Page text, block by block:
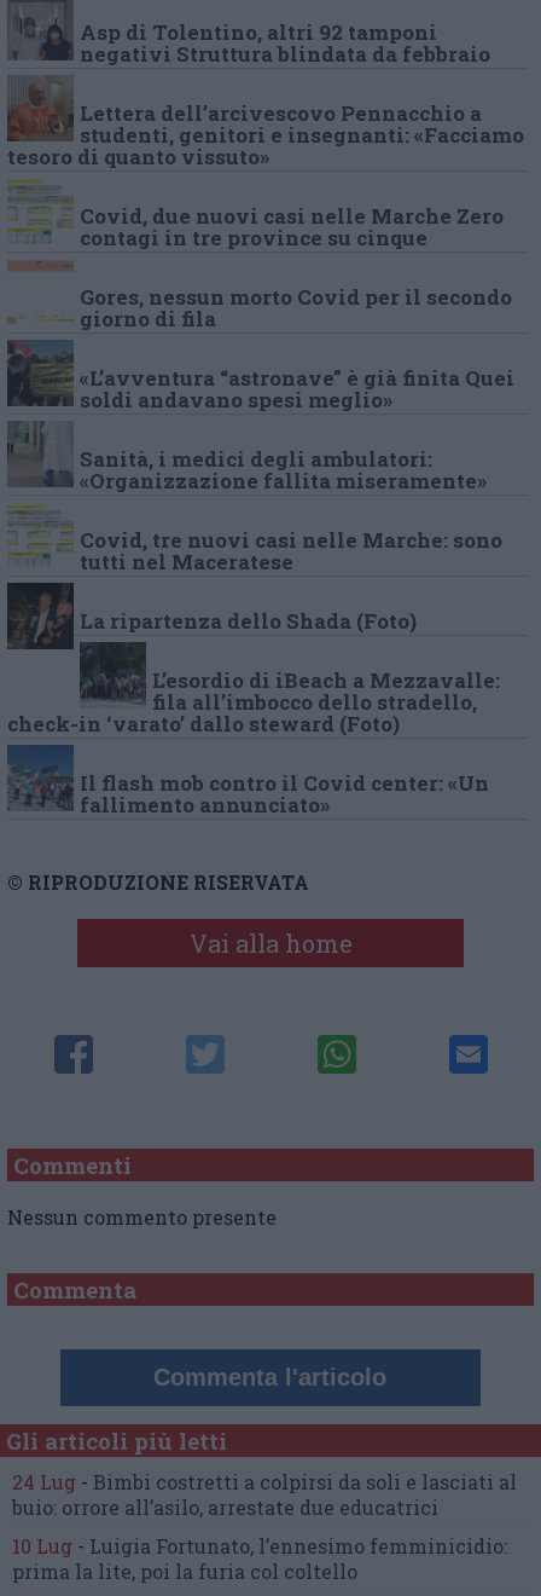
Asp di Tolentino, altri 92 tamponi
negativi Struttura blindata da febbraio
Lettera dell’arcivescovo Pennacchio a
studenti, genitori e insegnanti: «Facciamo
tesoro di quanto vissuto»
Covid, due nuovi casi nelle Marche Zero
contagi in tre province su cinque
Gores, nessun morto Covid per il secondo
giorno di fila
«L’avventura “astronave” è già finita Quei
soldi andavano spesi meglio»
Sanità, i medici degli ambulatori:
«Organizzazione fallita miseramente»
Covid, tre nuovi casi nelle Marche: sono
tutti nel Maceratese
La ripartenza dello Shada (Foto)
L’esordio di iBeach a Mezzavalle:
fila all’imbocco dello stradello,
check-in ‘varato’ dallo steward (Foto)
Il flash mob contro il Covid center: «Un
fallimento annunciato»
© RIPRODUZIONE RISERVATA
Vai alla home
Commenti
Nessun commento presente
Commenta
Commenta l'articolo
Gli articoli più letti
24 Lug - Bimbi costretti a colpirsi da soli e lasciati al
buio: orrore all’asilo, arrestate due educatrici
10 Lug - Luigia Fortunato, l’ennesimo femminicidio:
prima la lite, poi la furia col coltello